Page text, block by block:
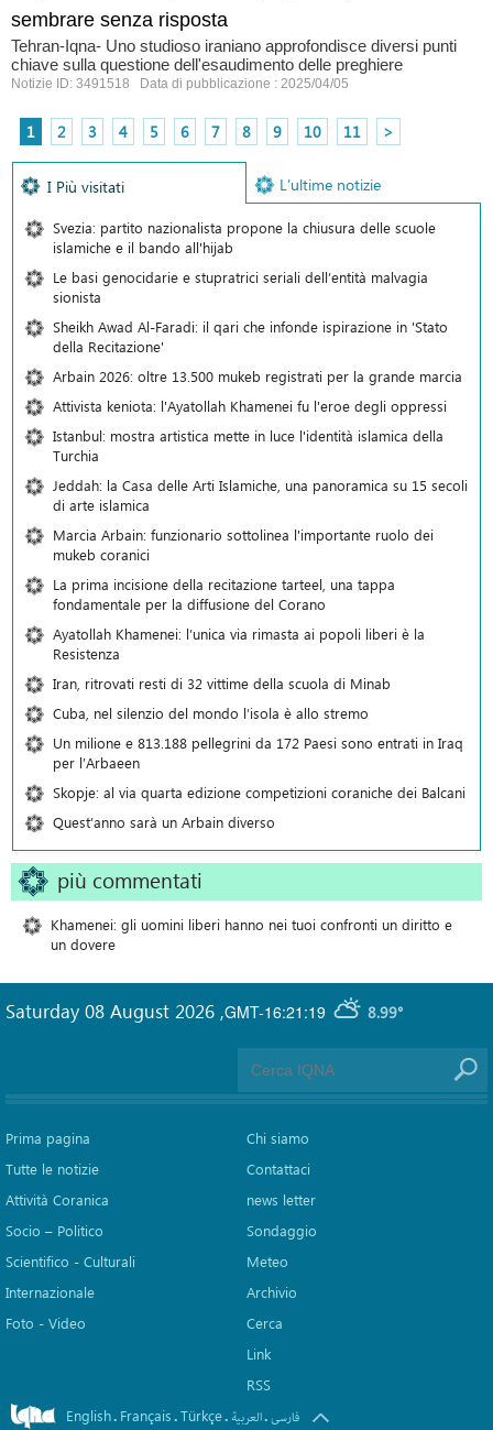
sembrare senza risposta
Tehran-Iqna- Uno studioso iraniano approfondisce diversi punti
chiave sulla questione dell'esaudimento delle preghiere
Notizie ID: 3491518 Data di pubblicazione : 2025/04/05
1 2 3 4 5 6 7 8 9 10 11 >
I Più visitati L’ultime notizie
Svezia: partito nazionalista propone la chiusura delle scuole
islamiche e il bando all'hijab
Le basi genocidarie e stupratrici seriali dell’entità malvagia
sionista
Sheikh Awad Al-Faradi: il qari che infonde ispirazione in 'Stato
della Recitazione'
Arbain 2026: oltre 13.500 mukeb registrati per la grande marcia
Attivista keniota: l'Ayatollah Khamenei fu l'eroe degli oppressi
Istanbul: mostra artistica mette in luce l'identità islamica della
Turchia
Jeddah: la Casa delle Arti Islamiche, una panoramica su 15 secoli
di arte islamica
Marcia Arbain: funzionario sottolinea l'importante ruolo dei
mukeb coranici
La prima incisione della recitazione tarteel, una tappa
fondamentale per la diffusione del Corano
Ayatollah Khamenei: l’unica via rimasta ai popoli liberi è la
Resistenza
Iran, ritrovati resti di 32 vittime della scuola di Minab
Cuba, nel silenzio del mondo l’isola è allo stremo
Un milione e 813.188 pellegrini da 172 Paesi sono entrati in Iraq
per l’Arbaeen
Skopje: al via quarta edizione competizioni coraniche dei Balcani
Quest’anno sarà un Arbain diverso
più commentati
Khamenei: gli uomini liberi hanno nei tuoi confronti un diritto e
un dovere
GMT-16:21:19 8.99°
Saturday 08 August 2026 ,
Prima pagina
Tutte le notizie
Attività Coranica
Socio – Politico
Scientifico - Culturali
Internazionale
Foto - Video
Chi siamo
Contattaci
news letter
Sondaggio
Meteo
Archivio
Cerca
Link
RSS
English. Français.Türkçe. العربیة.فارسی